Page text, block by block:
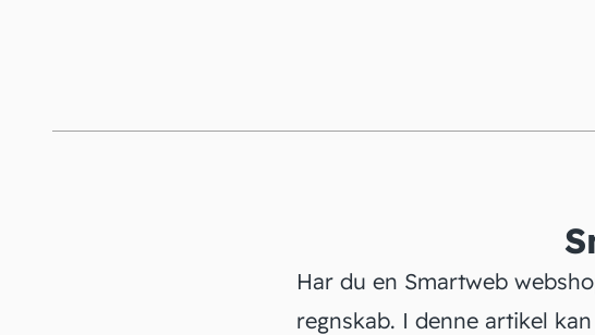
Har du en Smartweb
regnskab. I denne artikel